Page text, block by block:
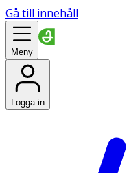
Gå till innehåll
Meny
Logga in